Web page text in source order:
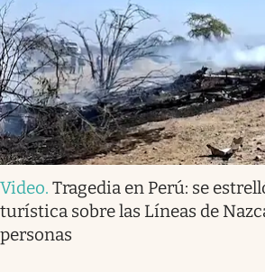
Video. Tragedia en Perú: se
turística sobre las Líneas de
personas